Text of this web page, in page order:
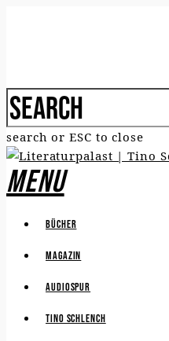
search or ESC to close
Menu
Bücher
Magazin
Audiospur
Tino Schlench